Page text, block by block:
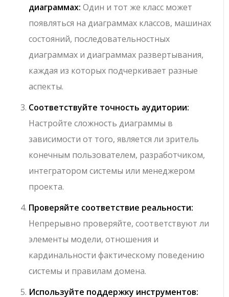
диаграммах: Один и тот же класс может
появляться на диаграммах классов, машинах
состояний, последовательностных
диаграммах и диаграммах развертывания,
каждая из которых подчеркивает разные
аспекты.
Соответствуйте точность аудитории:
Настройте сложность диаграммы в
зависимости от того, является ли зритель
конечным пользователем, разработчиком,
интегратором системы или менеджером
проекта.
Проверяйте соответствие реальности:
Непрерывно проверяйте, соответствуют ли
элементы модели, отношения и
кардинальности фактическому поведению
системы и правилам домена.
Используйте поддержку инструментов: